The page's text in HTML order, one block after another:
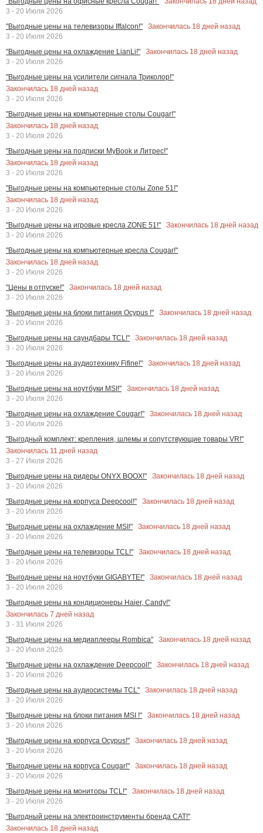
3 - 20 Июля 2026
"Выгодные цены на телевизоры Iffalcon!"
Закончилась 18 дней назад
3 - 20 Июля 2026
"Выгодные цены на охлаждение LianLi!"
Закончилась 18 дней назад
3 - 20 Июля 2026
"Выгодные цены на усилители сигнала Триколор!"
Закончилась 18 дней назад
3 - 20 Июля 2026
"Выгодные цены на компьютерные столы Cougar!"
Закончилась 18 дней назад
3 - 20 Июля 2026
"Выгодные цены на подписки MyBook и Литрес!"
Закончилась 18 дней назад
3 - 20 Июля 2026
"Выгодные цены на компьютерные столы Zone 51!"
Закончилась 18 дней назад
3 - 20 Июля 2026
"Выгодные цены на игровые кресла ZONE 51!"
Закончилась 18 дней назад
3 - 20 Июля 2026
"Выгодные цены на компьютерные кресла Cougar!"
Закончилась 18 дней назад
3 - 20 Июля 2026
"Цены в отпуске!"
Закончилась 18 дней назад
3 - 20 Июля 2026
"Выгодные цены на блоки питания Ocypus !"
Закончилась 18 дней назад
3 - 20 Июля 2026
"Выгодные цены на саундбары TCL!"
Закончилась 18 дней назад
3 - 20 Июля 2026
"Выгодные цены на аудиотехнику Fifine!"
Закончилась 18 дней назад
3 - 20 Июля 2026
"Выгодные цены на ноутбуки MSI!"
Закончилась 18 дней назад
3 - 20 Июля 2026
"Выгодные цены на охлаждение Cougar!"
Закончилась 18 дней назад
3 - 20 Июля 2026
"Выгодный комплект: крепления, шлемы и сопутствующие товары VR!"
Закончилась 11 дней назад
3 - 27 Июля 2026
"Выгодные цены на ридеры ONYX BOOX!"
Закончилась 18 дней назад
3 - 20 Июля 2026
"Выгодные цены на корпуса Deepcool!"
Закончилась 18 дней назад
3 - 20 Июля 2026
"Выгодные цены на охлаждение MSI!"
Закончилась 18 дней назад
3 - 20 Июля 2026
"Выгодные цены на телевизоры TCL!"
Закончилась 18 дней назад
3 - 20 Июля 2026
"Выгодные цены на ноутбуки GIGABYTE!"
Закончилась 18 дней назад
3 - 20 Июля 2026
"Выгодные цены на кондиционеры Haier, Candy!"
Закончилась 7 дней назад
3 - 31 Июля 2026
"Выгодные цены на медиаплееры Rombica"
Закончилась 18 дней назад
3 - 20 Июля 2026
"Выгодные цены на охлаждение Deepcool!"
Закончилась 18 дней назад
3 - 20 Июля 2026
"Выгодные цены на аудиосистемы TCL"
Закончилась 18 дней назад
3 - 20 Июля 2026
"Выгодные цены на блоки питания MSI !"
Закончилась 18 дней назад
3 - 20 Июля 2026
"Выгодные цены на корпуса Ocypus!"
Закончилась 18 дней назад
3 - 20 Июля 2026
"Выгодные цены на корпуса Cougar!"
Закончилась 18 дней назад
3 - 20 Июля 2026
"Выгодные цены на мониторы TCL!"
Закончилась 18 дней назад
3 - 20 Июля 2026
"Выгодный цены на электроинструменты бренда CAT!"
Закончилась 18 дней назад